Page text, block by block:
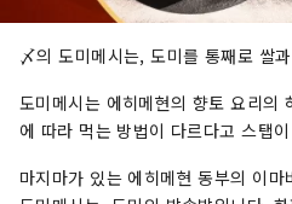
〆의 도미메시는, 도미를 통째로 쌀
도미메시는 에히메현의 향토 요리의
에 따라 먹는 방법이 다르다고 스탭
마지마가 있는 에히메현 동부의 이